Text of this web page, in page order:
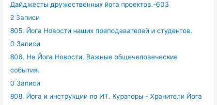
Дайджесты дружественных йога проектов.-603
2 Записи
805. Йога Новости наших преподавателей и студентов.
0 Записи
806. Не Йога Новости. Важные общечеловеческие
события.
0 Записи
808. Йога и инструкции по ИТ. Кураторы - Хранители Йога